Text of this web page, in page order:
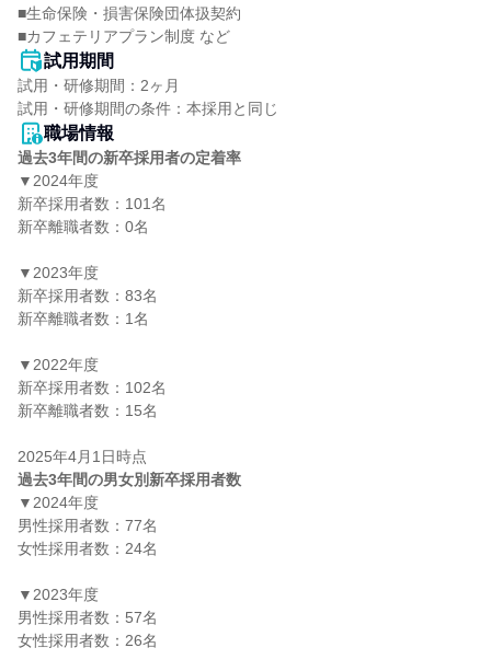
■生命保険・損害保険団体扱契約
■カフェテリアプラン制度 など
試用期間
試用・研修期間：2ヶ月
職場情報
過去3年間の新卒採用者の定着率
▼2024年度
新卒採用者数：101名
新卒離職者数：0名
▼2023年度
新卒採用者数：83名
新卒離職者数：1名
▼2022年度
新卒採用者数：102名
新卒離職者数：15名
過去3年間の男女別新卒採用者数
▼2024年度
男性採用者数：77名
女性採用者数：24名
▼2023年度
男性採用者数：57名
女性採用者数：26名